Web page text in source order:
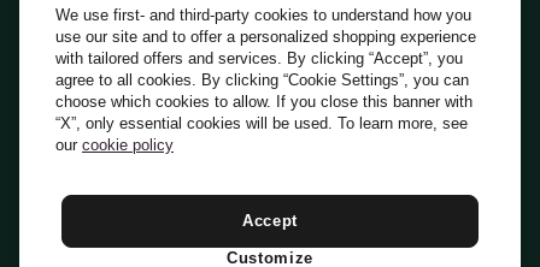
Everli News
Domande frequenti
Lavora con noi
Diventa Shopper
Investitori
PrivacyCookiePreferenze Cookie
Termini e CondizioniCodice Etico
Indirizzo PEC: everli@pec.it - indirizzo DPO: dpo@everli.com
Italiano
We use first- and third-party cookies to understand how you
use our site and to offer a personalized shopping experience
with tailored offers and services. By clicking “Accept”, you
agree to all cookies. By clicking “Cookie Settings”, you can
choose which cookies to allow. If you close this banner with
“X”, only essential cookies will be used. To learn more, see
our cookie policy
Accept
Customize